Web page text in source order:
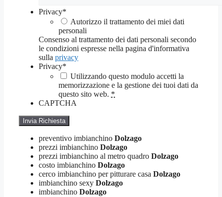
Privacy*
Autorizzo il trattamento dei miei dati
personali
Consenso al trattamento dei dati personali secondo
le condizioni espresse nella pagina d'informativa
sulla privacy
Privacy*
Utilizzando questo modulo accetti la
memorizzazione e la gestione dei tuoi dati da
questo sito web. *
CAPTCHA
preventivo imbianchino Dolzago
prezzi imbianchino Dolzago
prezzi imbianchino al metro quadro Dolzago
costo imbianchino Dolzago
cerco imbianchino per pitturare casa Dolzago
imbianchino sexy Dolzago
imbianchino Dolzago